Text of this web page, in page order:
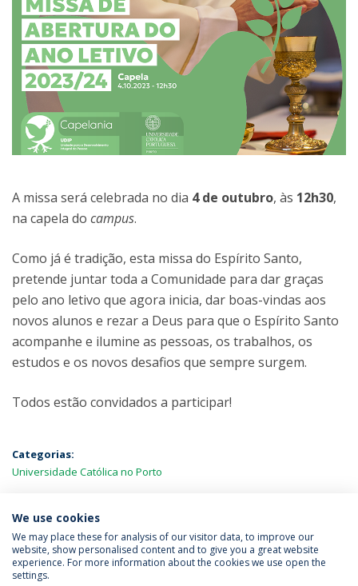
A missa será celebrada no dia 4 de outubro, às 12h30,
na capela do campus.
Como já é tradição, esta missa do Espírito Santo,
pretende juntar toda a Comunidade para dar graças
pelo ano letivo que agora inicia, dar boas-vindas aos
novos alunos e rezar a Deus para que o Espírito Santo
acompanhe e ilumine as pessoas, os trabalhos, os
estudos e os novos desafios que sempre surgem.
Todos estão convidados a participar!
Categorias:
Universidade Católica no Porto
MAIS NOTÍCIAS
Política de Privacidade
Termos & Condições
We use cookies
We may place these for analysis of our visitor data, to improve our
website, show personalised content and to give you a great website
experience. For more information about the cookies we use open the
settings.